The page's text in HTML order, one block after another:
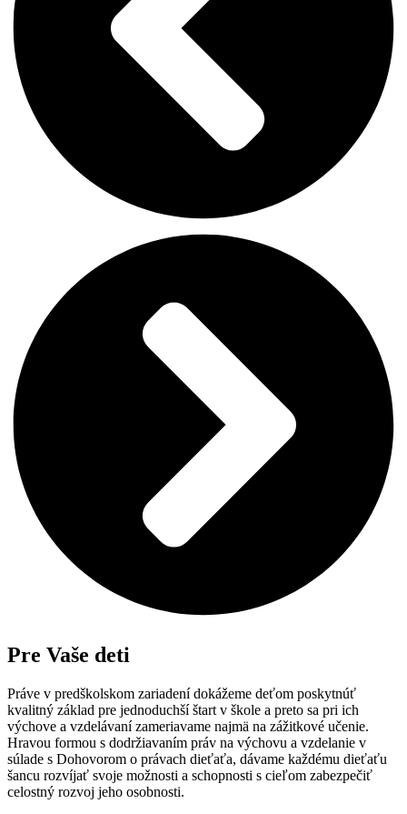
Pre Vaše deti
Práve v predškolskom zariadení dokážeme deťom poskytnúť
kvalitný základ pre jednoduchší štart v škole a preto sa pri ich
výchove a vzdelávaní zameriavame najmä na zážitkové učenie.
Hravou formou s dodržiavaním práv na výchovu a vzdelanie v
súlade s Dohovorom o právach dieťaťa, dávame každému dieťaťu
šancu rozvíjať svoje možnosti a schopnosti s cieľom zabezpečiť
celostný rozvoj jeho osobnosti.